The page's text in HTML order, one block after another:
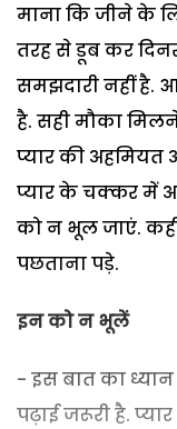
माना कि जीने के
तरह से डूब कर
समझदारी नहीं है.
है. सही मौका
प्यार की अहमियत
प्यार के चक्कर में
को न भूल जाएं.
पछताना पड़े.
इन को न भूलें
- इस बात का
पढ़ाई जरूरी है.